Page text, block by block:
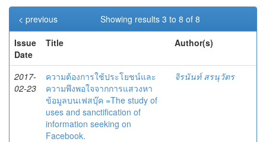
Showing results 3 to 8 of 8
< previous
Issue
Date
Title Author(s)
2017-
02-23
ความต้องการใช้ประโยชน์และ
ความพึงพอใจจากการแสวงหา
ข้อมูลบนเฟสบุ๊ค =The study of
uses and sanctification of
information seeking on
Facebook.
จิรนันท์ สรนุวัตร